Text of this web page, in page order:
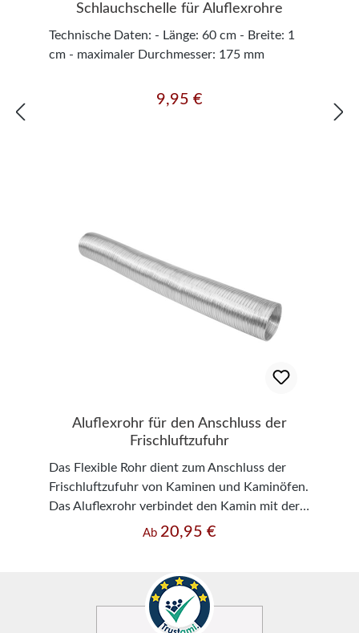
Schlauchschelle für Aluflexrohre
Technische Daten: - Länge: 60 cm - Breite: 1
cm - maximaler Durchmesser: 175 mm
Regulärer Preis:
9,95 €
Aluflexrohr für den Anschluss der
Frischluftzufuhr
Das Flexible Rohr dient zum Anschluss der
Frischluftzufuhr von Kaminen und Kaminöfen.
Das Aluflexrohr verbindet den Kamin mit der
externen Luftzufuhr. - 1 m Lang und kann bis
Durchmesser 100 mm; 125 mm; 150 mm
Regulärer Preis:
Ab 20,95 €